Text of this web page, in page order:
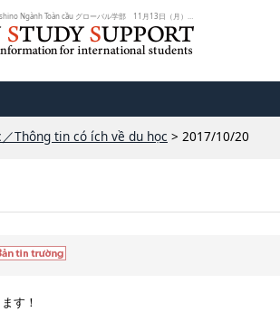
Thông tin có ích về du học > 2017/10/20
す！